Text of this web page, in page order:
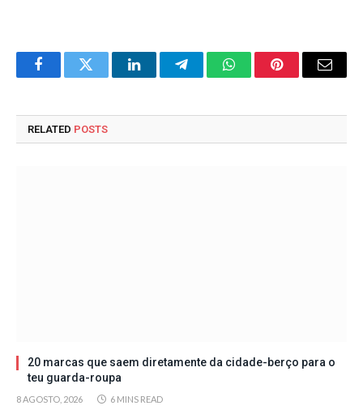
FacebookTwitter LinkedInTelegramWhatsAppPinterestEmail
RELATED POSTS
20 marcas que saem diretamente da cidade-berço para o
teu guarda-roupa
8 AGOSTO, 2026 6 MINS READ